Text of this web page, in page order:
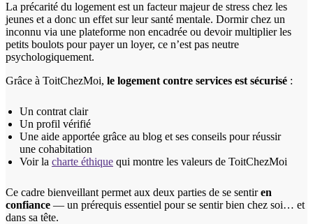
La précarité du logement est un facteur majeur de stress chez les
jeunes et a donc un effet sur leur santé mentale. Dormir chez un
inconnu via une plateforme non encadrée ou devoir multiplier les
petits boulots pour payer un loyer, ce n’est pas neutre
psychologiquement.
Grâce à ToitChezMoi, le logement contre services est sécurisé :
Un contrat clair
Un profil vérifié
Une aide apportée grâce au blog et ses conseils pour réussir
une cohabitation
Voir la charte éthique qui montre les valeurs de ToitChezMoi
Ce cadre bienveillant permet aux deux parties de se sentiren
confiance — un prérequis essentiel pour se sentir bien chez soi… et
dans sa tête.